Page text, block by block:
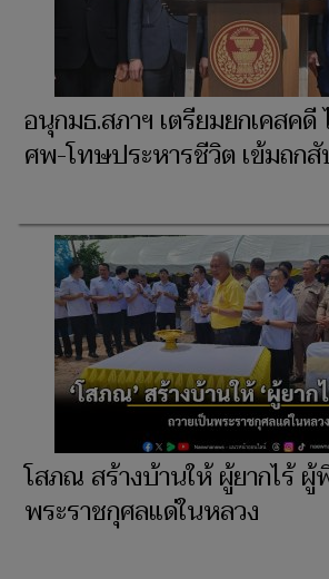
อนุกมธ.สภาฯ เตรียมยกเคสคดี
ศพ-โทษประหารชีวิต เข้มถก
โสภณ สร้างบ้านให้ ผู้ยากไร้ ผู้
พระราชกุศลแด่ในหลวง